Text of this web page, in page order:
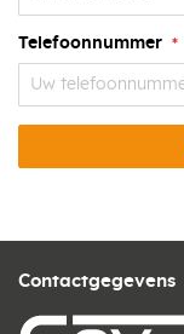
Telefoonnummer
Contactgegevens